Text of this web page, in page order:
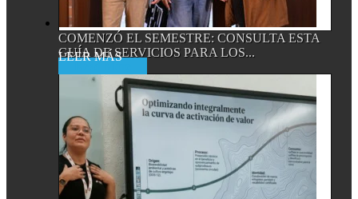
COMENZÓ EL SEMESTRE: CONSULTA ESTA
GUÍA DE SERVICIOS PARA LOS...